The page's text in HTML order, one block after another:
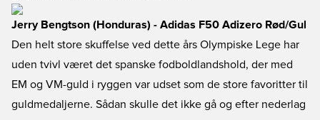
Jerry Bengtson (Honduras) - Adidas F50 Adizero Rød/Gul
Den helt store skuffelse ved dette års Olympiske Lege har
uden tvivl været det spanske fodboldlandshold, der med
EM og VM-guld i ryggen var udset som de store favoritter til
guldmedaljerne. Sådan skulle det ikke gå og efter nederlag